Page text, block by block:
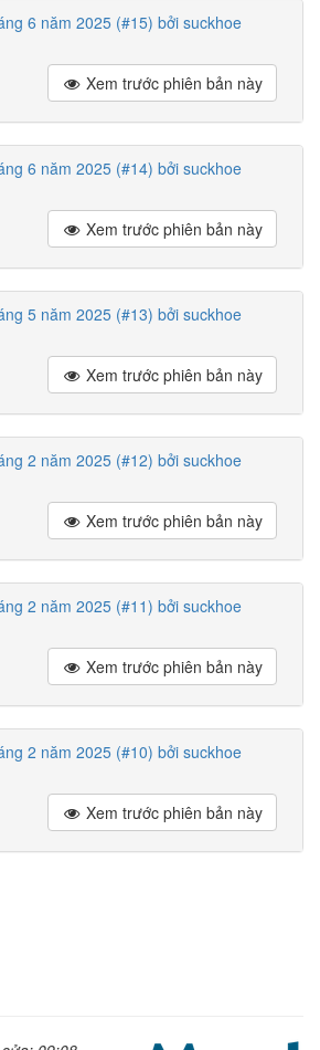
6 năm 2025 (#15) bởi suckhoe
Xem trước phiên bản này
6 năm 2025 (#14) bởi suckhoe
Xem trước phiên bản này
5 năm 2025 (#13) bởi suckhoe
Xem trước phiên bản này
2 năm 2025 (#12) bởi suckhoe
Xem trước phiên bản này
2 năm 2025 (#11) bởi suckhoe
Xem trước phiên bản này
2 năm 2025 (#10) bởi suckhoe
Xem trước phiên bản này